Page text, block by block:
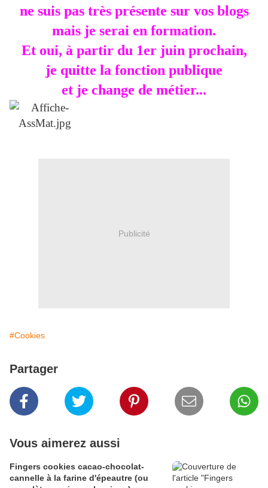
ne suis pas très présente sur vos blogs
mais je serai en formation.
Et oui, à partir du 1er juin prochain,
je quitte la fonction publique
et je change de métier...
Publicité
#Cookies
Partager
Vous aimerez aussi
Fingers cookies cacao-chocolat-
cannelle à la farine d'épeautre (ou